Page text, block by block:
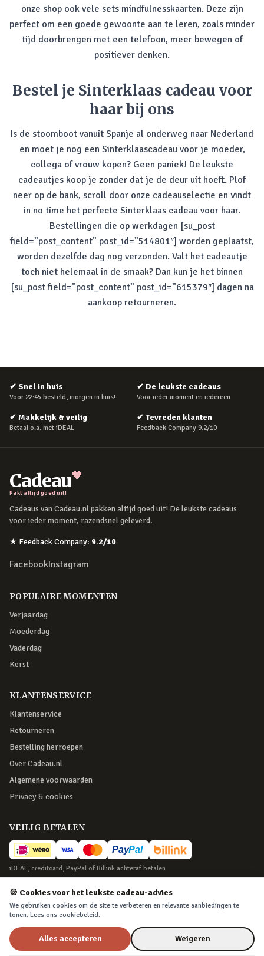
onze shop ook vele sets mindfulnesskaarten. Deze zijn
perfect om een goede gewoonte aan te leren, zoals minder
tijd doorbrengen met een telefoon, meer bewegen of
positiever denken.
Bestel je Sinterklaas cadeau voor
haar bij ons
Is de stoomboot vanuit Spanje al onderweg naar Nederland
en moet je nog een Sinterklaascadeau voor je moeder,
collega of vrouw kopen? Geen paniek! De leukste
cadeautjes koop je zonder dat je de deur uit hoeft. Plof
neer op de bank, scroll door onze cadeauselectie en vindt
in no time het perfecte Sinterklaas cadeau voor haar.
Bestellingen die op werkdagen [su_post
field=”post_content” post_id=”514801″] worden geplaatst,
worden dezelfde dag nog verzonden. Valt het cadeautje
toch niet helemaal in de smaak? Dan kun je het binnen
[su_post field=”post_content” post_id=”615379″] dagen na
aankoop retourneren.
✔ Snel in huis
Voor 22:45 besteld, morgen in huis!
✔ De leukste cadeaus
Voor ieder moment en iedereen
✔ Makkelijk & veilig
Betaal o.a. met iDEAL
✔ Tevreden klanten
Feedback Company 9.2/10
Cadeau
Pakt altijd goed uit!
Cadeaus van Cadeau.nl pakken altijd goed uit! De leukste cadeaus
voor ieder moment, razendsnel geleverd.
★ Feedback Company: 9.2/10
FacebookInstagram
POPULAIRE MOMENTEN
Verjaardag
Moederdag
Vaderdag
Kerst
KLANTENSERVICE
Klantenservice
Retourneren
Bestelling herroepen
Over Cadeau.nl
Algemene voorwaarden
Privacy & cookies
VEILIG BETALEN
iDEAL, creditcard, PayPal of Billink achteraf betalen
BEZORGING
Voor 22:45 besteld, morgen in huis. Tot 365 dagen retourneren.
©2026Cadeau.nl — Alle rechten voorbehouden
🍪 Cookies voor het leukste cadeau-advies
We gebruiken cookies om de site te verbeteren en relevante aanbiedingen te
tonen. Lees ons cookiebeleid.
Alles accepteren Weigeren